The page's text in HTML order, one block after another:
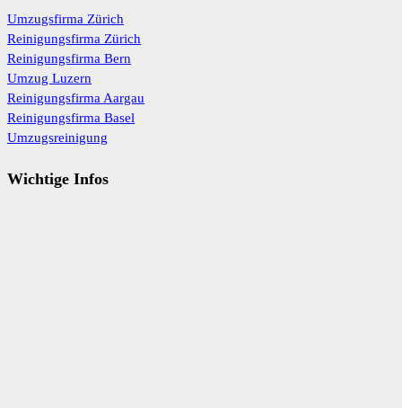
Umzugsfirma Zürich
Reinigungsfirma Zürich
Reinigungsfirma Bern
Umzug Luzern
Reinigungsfirma Aargau
Reinigungsfirma Basel
Umzugsreinigung
Wichtige Infos